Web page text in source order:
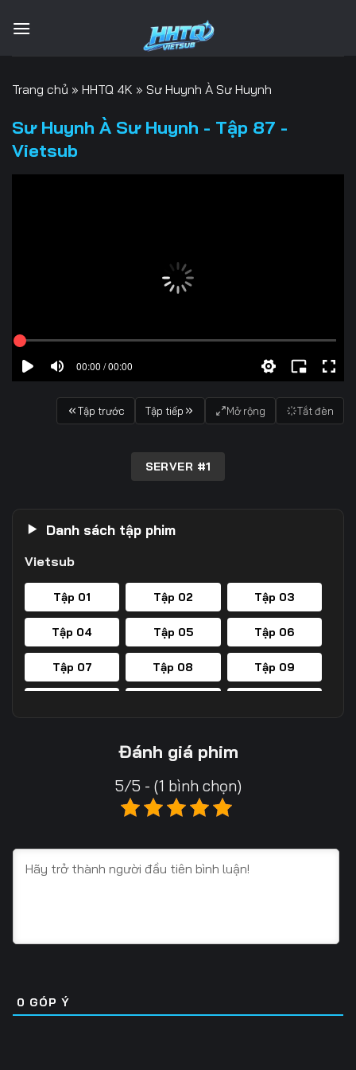
qua
Trang chủ » HHTQ 4K » Sư Huynh À Sư Huynh
Sư Huynh À Sư Huynh - Tập 87 -
Vietsub
00:00 / 00:00
Tập trước Tập tiếp Mở rộng Tắt đèn
SERVER #1
Danh sách tập phim
Vietsub
Tập 01 Tập 02 Tập 03
Tập 04 Tập 05 Tập 06
Tập 07 Tập 08 Tập 09
Tập 20
Tập 25 Tập 26
Tập 31 Tập 32 Tập 33
Tập 37 Tập 38 Tập 39
Đánh giá phim
5/5 - (1 bình chọn)
0 GÓP Ý